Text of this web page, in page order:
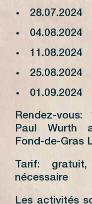
28.07.2024
04.08.2024
11.08.2024
25.08.2024
01.09.2024
Rendez-
Paul Wurth
Fond-de-Gras
Tarif:
nécessaire
Les activités